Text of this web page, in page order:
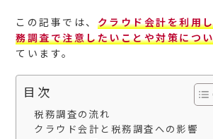
この記事では、 クラウド会計を利用
務調査で注意したいことや対策につ
ています。
目次
税務調査の流れ
クラウド会計と税務調査への影響